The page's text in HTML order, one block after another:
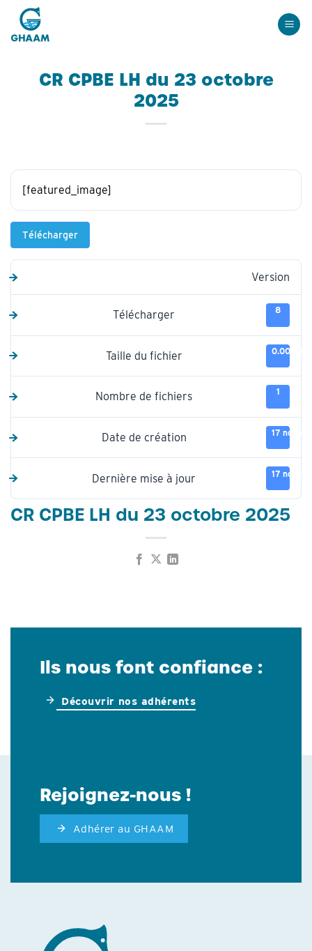
Passer
contenu
CR CPBE LH du 23 octobre
2025
[featured_image]
Télécharger
Version
Télécharger 8
Taille du fichier 0.00 KB
Nombre de fichiers 1
Date de création 17
Dernière mise à jour 17
CR CPBE LH du 23 octobre 2025
Ils nous font confiance :
Découvrir nos adhérents
Rejoignez-nous !
Adhérer au GHAAM